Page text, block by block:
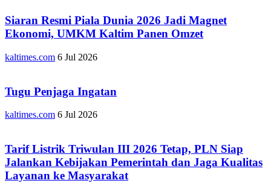
Siaran Resmi Piala Dunia 2026 Jadi Magnet
Ekonomi, UMKM Kaltim Panen Omzet
kaltimes.com 6 Jul 2026
Tugu Penjaga Ingatan
kaltimes.com 6 Jul 2026
Tarif Listrik Triwulan III 2026 Tetap, PLN Siap
Jalankan Kebijakan Pemerintah dan Jaga Kualitas
Layanan ke Masyarakat